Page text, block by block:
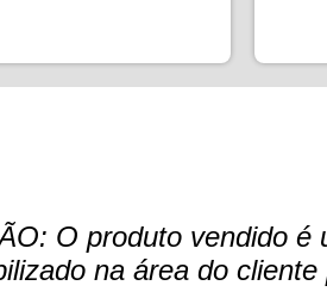
O produto vendido
na área do